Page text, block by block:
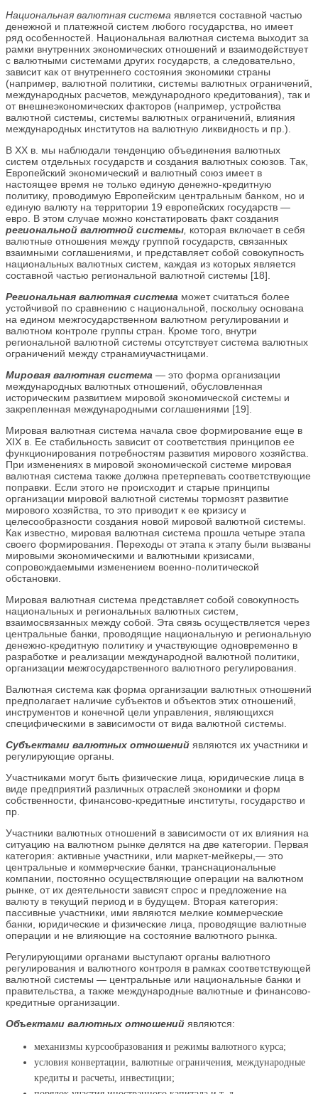
Национальная валютная система является составной частью
денежной и платежной систем любого государства, но имеет
ряд особенностей. Национальная валютная система выходит за
рамки внутренних экономических отношений и взаимодействует
с валютными системами других государств, а следовательно,
зависит как от внутреннего состояния экономики страны
(например, валютной политики, системы валютных ограничений,
международных расчетов, международного кредитования), так и
от внешнеэкономических факторов (например, устройства
валютной системы, системы валютных ограничений, влияния
международных институтов на валютную ликвидность и пр.).
В ХХ в. мы наблюдали тенденцию объединения валютных
систем отдельных государств и создания валютных союзов. Так,
Европейский экономический и валютный союз имеет в
настоящее время не только единую денежно-кредитную
политику, проводимую Европейским центральным банком, но и
единую валюту на территории 19 европейских государств —
евро. В этом случае можно констатировать факт создания
региональной валютной системы которая включает в себя
валютные отношения между группой государств, связанных
взаимными соглашениями, и представляет собой совокупность
национальных валютных систем, каждая из которых является
составной частью региональной валютной системы [18].
Региональная валютная система может считаться более
устойчивой по сравнению с национальной, поскольку основана
на едином межгосударственном валютном регулировании и
валютном контроле группы стран. Кроме того, внутри
региональной валютной системы отсутствует система валютных
ограничений между странамиучастницами.
Мировая валютная система — это форма организации
международных валютных отношений, обусловленная
историческим развитием мировой экономической системы и
закрепленная международными соглашениями [19].
Мировая валютная система начала свое формирование еще в
ХIХ в. Ее стабильность зависит от соответствия принципов ее
функционирования потребностям развития мирового хозяйства.
При изменениях в мировой экономической системе мировая
валютная система также должна претерпевать соответствующие
поправки. Если этого не происходит и старые принципы
организации мировой валютной системы тормозят развитие
мирового хозяйства, то это приводит к ее кризису и
целесообразности создания новой мировой валютной системы.
Как известно, мировая валютная система прошла четыре этапа
своего формирования. Переходы от этапа к этапу были вызваны
мировыми экономическими и валютными кризисами,
сопровождаемыми изменением военно-политической
обстановки.
Мировая валютная система представляет собой совокупность
национальных и региональных валютных систем,
взаимосвязанных между собой. Эта связь осуществляется через
центральные банки, проводящие национальную и региональную
денежно-кредитную политику и участвующие одновременно в
разработке и реализации международной валютной политики,
организации межгосударственного валютного регулирования.
Валютная система как форма организации валютных отношений
предполагает наличие субъектов и объектов этих отношений,
инструментов и конечной цели управления, являющихся
специфическими в зависимости от вида валютной системы.
Субъектами валютных отношений являются их участники и
регулирующие органы.
Участниками могут быть физические лица, юридические лица в
виде предприятий различных отраслей экономики и форм
собственности, финансово-кредитные институты, государство и
пр.
Участники валютных отношений в зависимости от их влияния на
ситуацию на валютном рынке делятся на две категории. Первая
категория: активные участники, или маркет-мейкеры,— это
центральные и коммерческие банки, транснациональные
компании, постоянно осуществляющие операции на валютном
рынке, от их деятельности зависят спрос и предложение на
валюту в текущий период и в будущем. Вторая категория:
пассивные участники, ими являются мелкие коммерческие
банки, юридические и физические лица, проводящие валютные
операции и не влияющие на состояние валютного рынка.
Регулирующими органами выступают органы валютного
регулирования и валютного контроля в рамках соответствующей
валютной системы — центральные или национальные банки и
правительства, а также международные валютные и финансово-
кредитные организации.
Объектами валютных отношений являются:
механизмы курсообразования и режимы валютного курса;
условия конвертации, валютные ограничения, международные
кредиты и расчеты, инвестиции;